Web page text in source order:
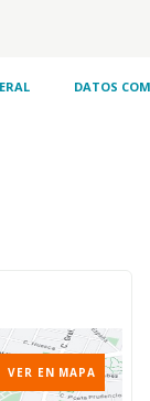
o cua
DATOS
VER EN MAPA